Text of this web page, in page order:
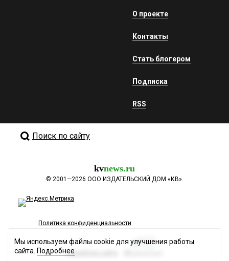
О проекте
Контакты
Стать блогером
Подписка
RSS
Поиск по сайту
kvnews.ru
© 2001—2026 ООО ИЗДАТЕЛЬСКИЙ ДОМ «КВ».
Политика конфиденциальности
Разработка сайта
Мы используем файлы cookie для улучшения работы
сайта. Подробнее